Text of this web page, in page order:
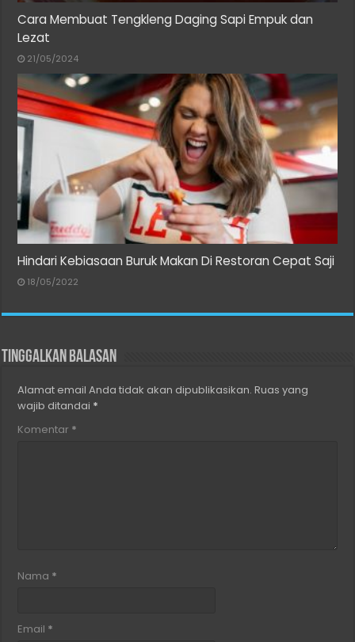
Cara Membuat Tengkleng Daging Sapi Empuk dan
Lezat
21/05/2024
Hindari Kebiasaan Buruk Makan Di Restoran Cepat Saji
18/05/2022
Tinggalkan Balasan
Alamat email Anda tidak akan dipublikasikan. Ruas yang
wajib ditandai *
Komentar *
Nama *
Email *